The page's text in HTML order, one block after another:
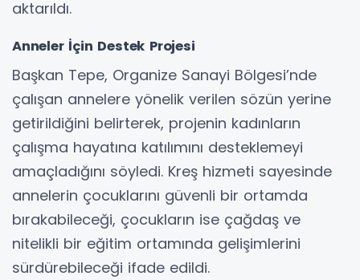
aktarıldı.
Anneler İçin Destek Projesi
Başkan Tepe, Organize Sanayi Bölgesi’nde
çalışan annelere yönelik verilen sözün yerine
getirildiğini belirterek, projenin kadınların
çalışma hayatına katılımını desteklemeyi
amaçladığını söyledi. Kreş hizmeti sayesinde
annelerin çocuklarını güvenli bir ortamda
bırakabileceği, çocukların ise çağdaş ve
nitelikli bir eğitim ortamında gelişimlerini
sürdürebileceği ifade edildi.